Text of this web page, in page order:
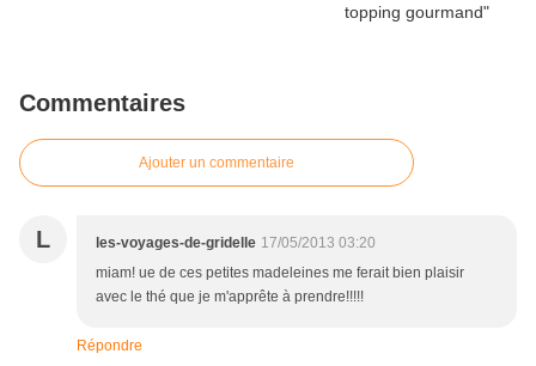
Commentaires
Ajouter un commentaire
L les-voyages-de-gridelle 17/05/2013 03:20
miam! ue de ces petites madeleines me ferait bien plaisir
avec le thé que je m'apprête à prendre!!!!!
Répondre